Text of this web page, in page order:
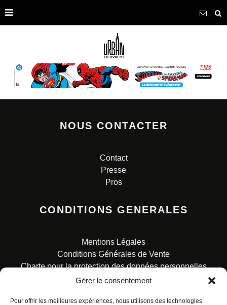
Gérer le consentement
Pour offrir les meilleures expériences, nous utilisons des technologies
NOUS CONTACTER
Contact
Presse
Pros
CONDITIONS GENERALES
Mentions Légales
Conditions Générales de Vente
Charte pour la protection des données personnelles